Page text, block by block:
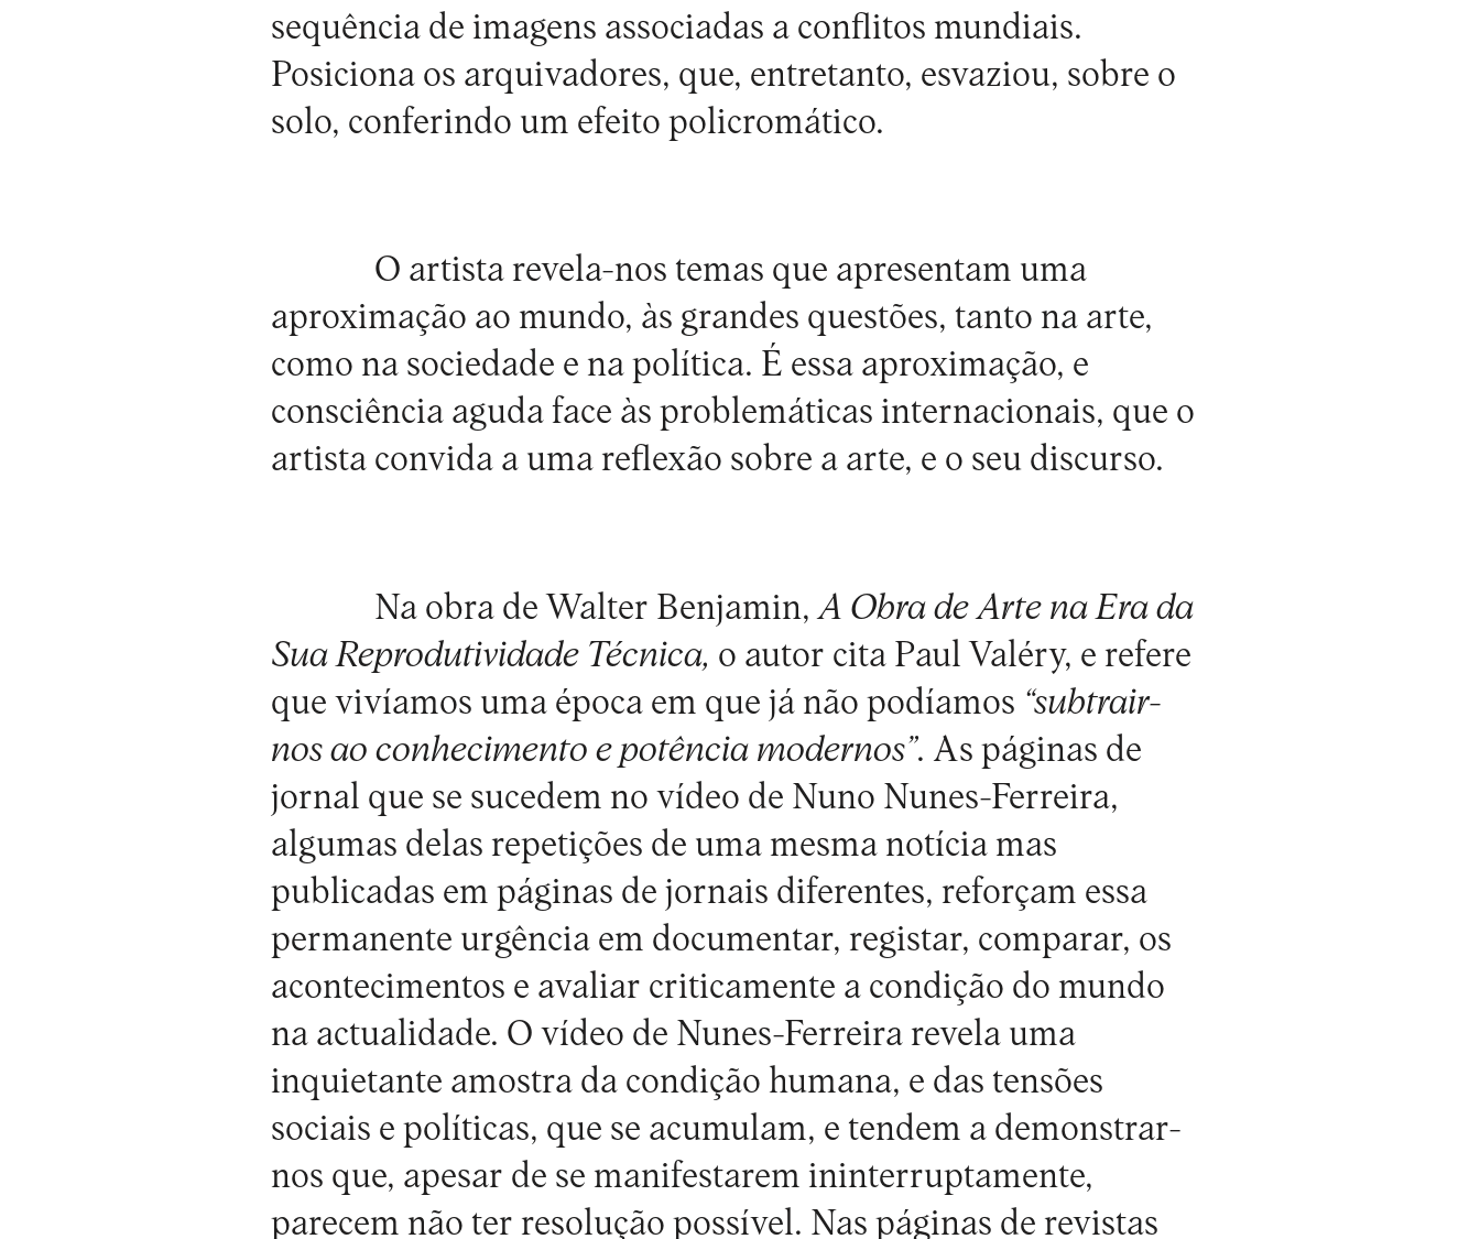
sequência de imagens associadas a conflitos mundiais.
Posiciona os arquivadores, que, entretanto, esvaziou, sobre o
solo, conferindo um efeito policromático.
O artista revela-nos temas que apresentam uma
aproximação ao mundo, às grandes questões, tanto na arte,
como na sociedade e na política. É essa aproximação, e
consciência aguda face às problemáticas internacionais, que o
artista convida a uma reflexão sobre a arte, e o seu discurso.
Na obra de Walter Benjamin,A Obra de Arte na Era da
Sua Reprodutividade Técnica, o autor cita Paul Valéry, e refere
que vivíamos uma época em que já não podíamos “subtrair-
nos ao conhecimento e potência modernos”. As páginas de
jornal que se sucedem no vídeo de Nuno Nunes-Ferreira,
algumas delas repetições de uma mesma notícia mas
publicadas em páginas de jornais diferentes, reforçam essa
permanente urgência em documentar, registar, comparar, os
acontecimentos e avaliar criticamente a condição do mundo
na actualidade. O vídeo de Nunes-Ferreira revela uma
inquietante amostra da condição humana, e das tensões
sociais e políticas, que se acumulam, e tendem a demonstrar-
nos que, apesar de se manifestarem ininterruptamente,
parecem não ter resolução possível. Nas páginas de revistas